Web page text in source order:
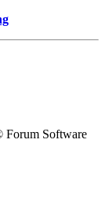
Forum Software